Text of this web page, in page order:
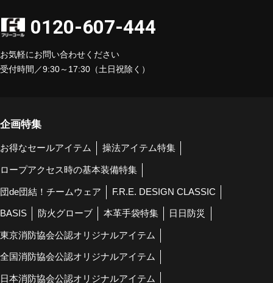
0120-607-444
お気軽にお問い合わせください
受付時間／9:30～17:30（土日祝除く）
企画特集
お得なセールアイテム 操法アイテム特集
ロープアクセス時の基本装備特集
団de団結！チームウェア F.R.E. DESIGN CLASSIC
BASIS 防火グローブ 本革手袋特集 日日防災
東京消防協会公認オリジナルアイテム
全国消防協会公認オリジナルアイテム
日本消防協会公認オリジナルアイテム